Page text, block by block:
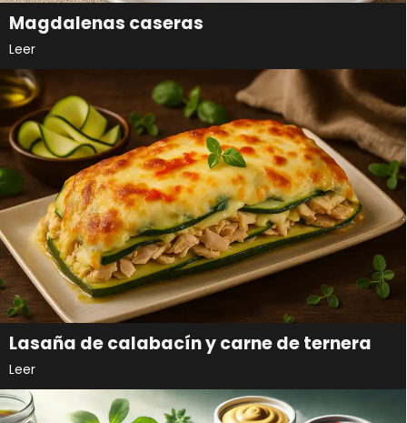
Magdalenas caseras
Leer
Lasaña de calabacín y carne de ternera
Leer